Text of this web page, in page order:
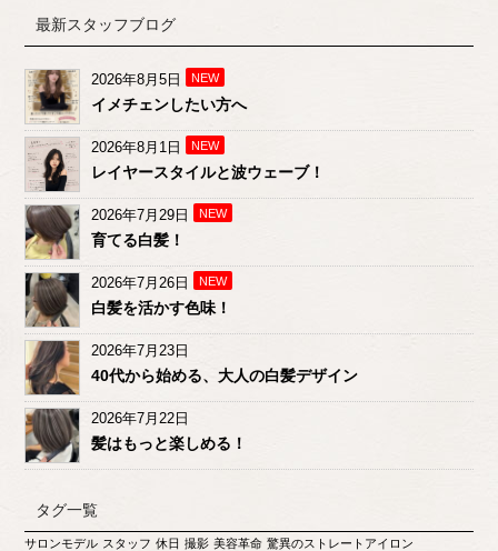
最新スタッフブログ
2026年8月5日 NEW
イメチェンしたい方へ
2026年8月1日 NEW
レイヤースタイルと波ウェーブ！
2026年7月29日 NEW
育てる白髪！
2026年7月26日 NEW
白髪を活かす色味！
2026年7月23日
40代から始める、大人の白髪デザイン
2026年7月22日
髪はもっと楽しめる！
タグ一覧
サロンモデル スタッフ 休日 撮影 美容革命 驚異のストレートアイロン